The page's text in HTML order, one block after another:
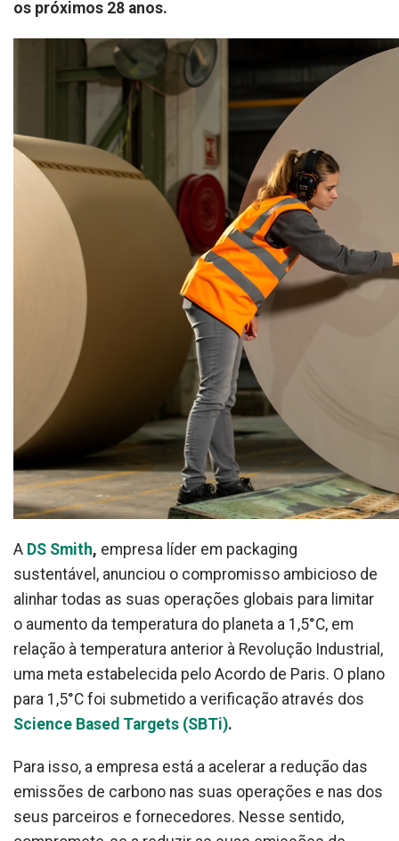
os próximos 28 anos.
A DS Smith, empresa líder em packaging
sustentável, anunciou o compromisso ambicioso de
alinhar todas as suas operações globais para limitar
o aumento da temperatura do planeta a 1,5°C, em
relação à temperatura anterior à Revolução Industrial,
uma meta estabelecida pelo Acordo de Paris. O plano
para 1,5°C foi submetido a verificação através dos
Science Based Targets (SBTi).
Para isso, a empresa está a acelerar a redução das
emissões de carbono nas suas operações e nas dos
seus parceiros e fornecedores. Nesse sentido,